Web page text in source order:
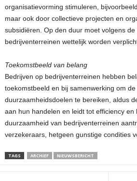
organisatievorming stimuleren,
maar ook door collectieve projecten en
subsidiëren. Op den duur moet volgens
bedrijventerreinen wettelijk worden
Toekomstbeeld van belang
Bedrijven op bedrijventerreinen hebben
toekomstbeeld en bij samenwerking om
duurzaamheidsdoelen te bereiken, aldus
aan hun handelen en leidt tot efficiency en
duurzaamheid van bedrijventerreinen
verzekeraars, hetgeen gunstige condities
TAGS ARCHIEF NIEUWSBERICHT